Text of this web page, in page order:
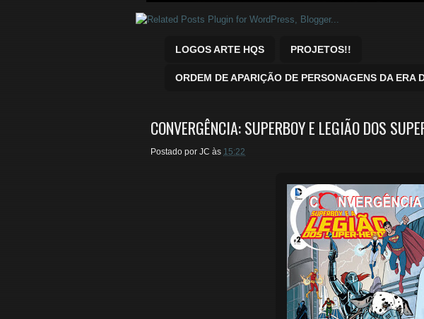
Quadrinhos Marvel e DC para baixar.
LOGOS ARTE HQS PROJETOS!!
ORDEM DE APARIÇÃO DE PERSONAGENS DA ERA
CONVERGÊNCIA: SUPERBOY E LEGIÃO DOS
Postado por JC às 15:22